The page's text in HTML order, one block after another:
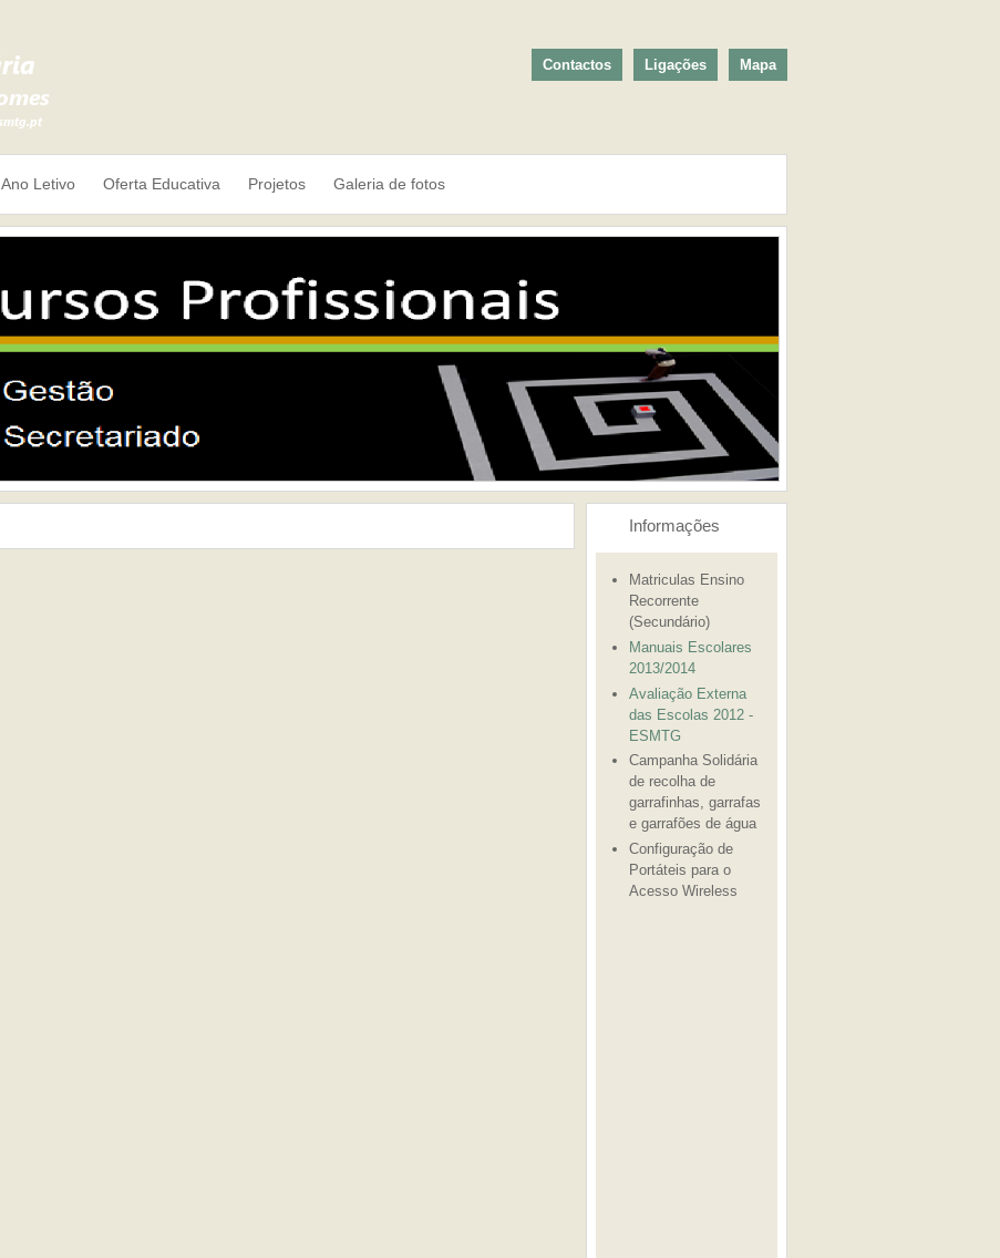
Contactos Ligações Mapa
Ano Letivo Oferta Educativa Projetos Galeria de fotos
Informações
Matriculas Ensino
Recorrente
(Secundário)
Manuais Escolares
2013/2014
Avaliação Externa
das Escolas 2012 -
ESMTG
Campanha Solidária
de recolha de
garrafinhas, garrafas
e garrafões de água
Configuração de
Portáteis para o
Acesso Wireless